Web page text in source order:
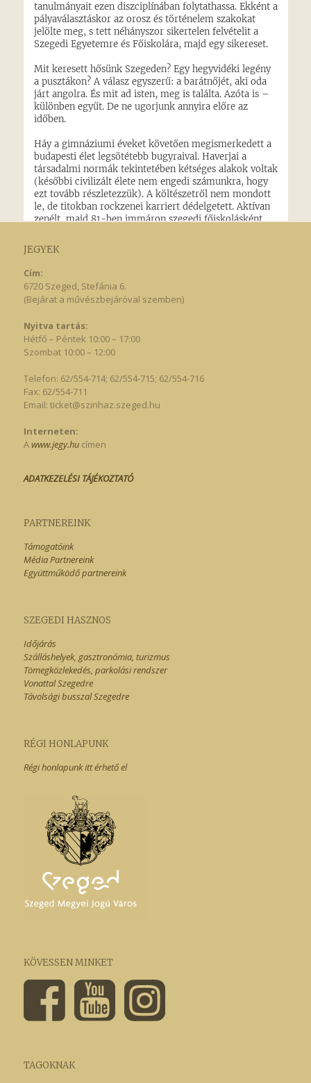
JEGYEK
Cím:
6720 Szeged, Stefánia 6.
(Bejárat a művészbejáróval szemben)
Nyitva tartás:
Hétfő – Péntek 10:00 – 17:00
Szombat 10:00 – 12:00
Telefon: 62/554-714; 62/554-715; 62/554-716
Fax: 62/554-711
Email: ticket@szinhaz.szeged.hu
Interneten:
Awww.jegy.hucímen
ADATKEZELÉSI TÁJÉKOZTATÓ
PARTNEREINK
Támogatóink
Média Partnereink
Együttműködő partnereink
SZEGEDI HASZNOS
Időjárás
Szálláshelyek, gasztronómia, turizmus
Tömegközlekedés, parkolási rendszer
Vonattal Szegedre
Távolsági busszal Szegedre
RÉGI HONLAPUNK
Régi honlapunk itt érhető el
KÖVESSEN MINKET
TAGOKNAK